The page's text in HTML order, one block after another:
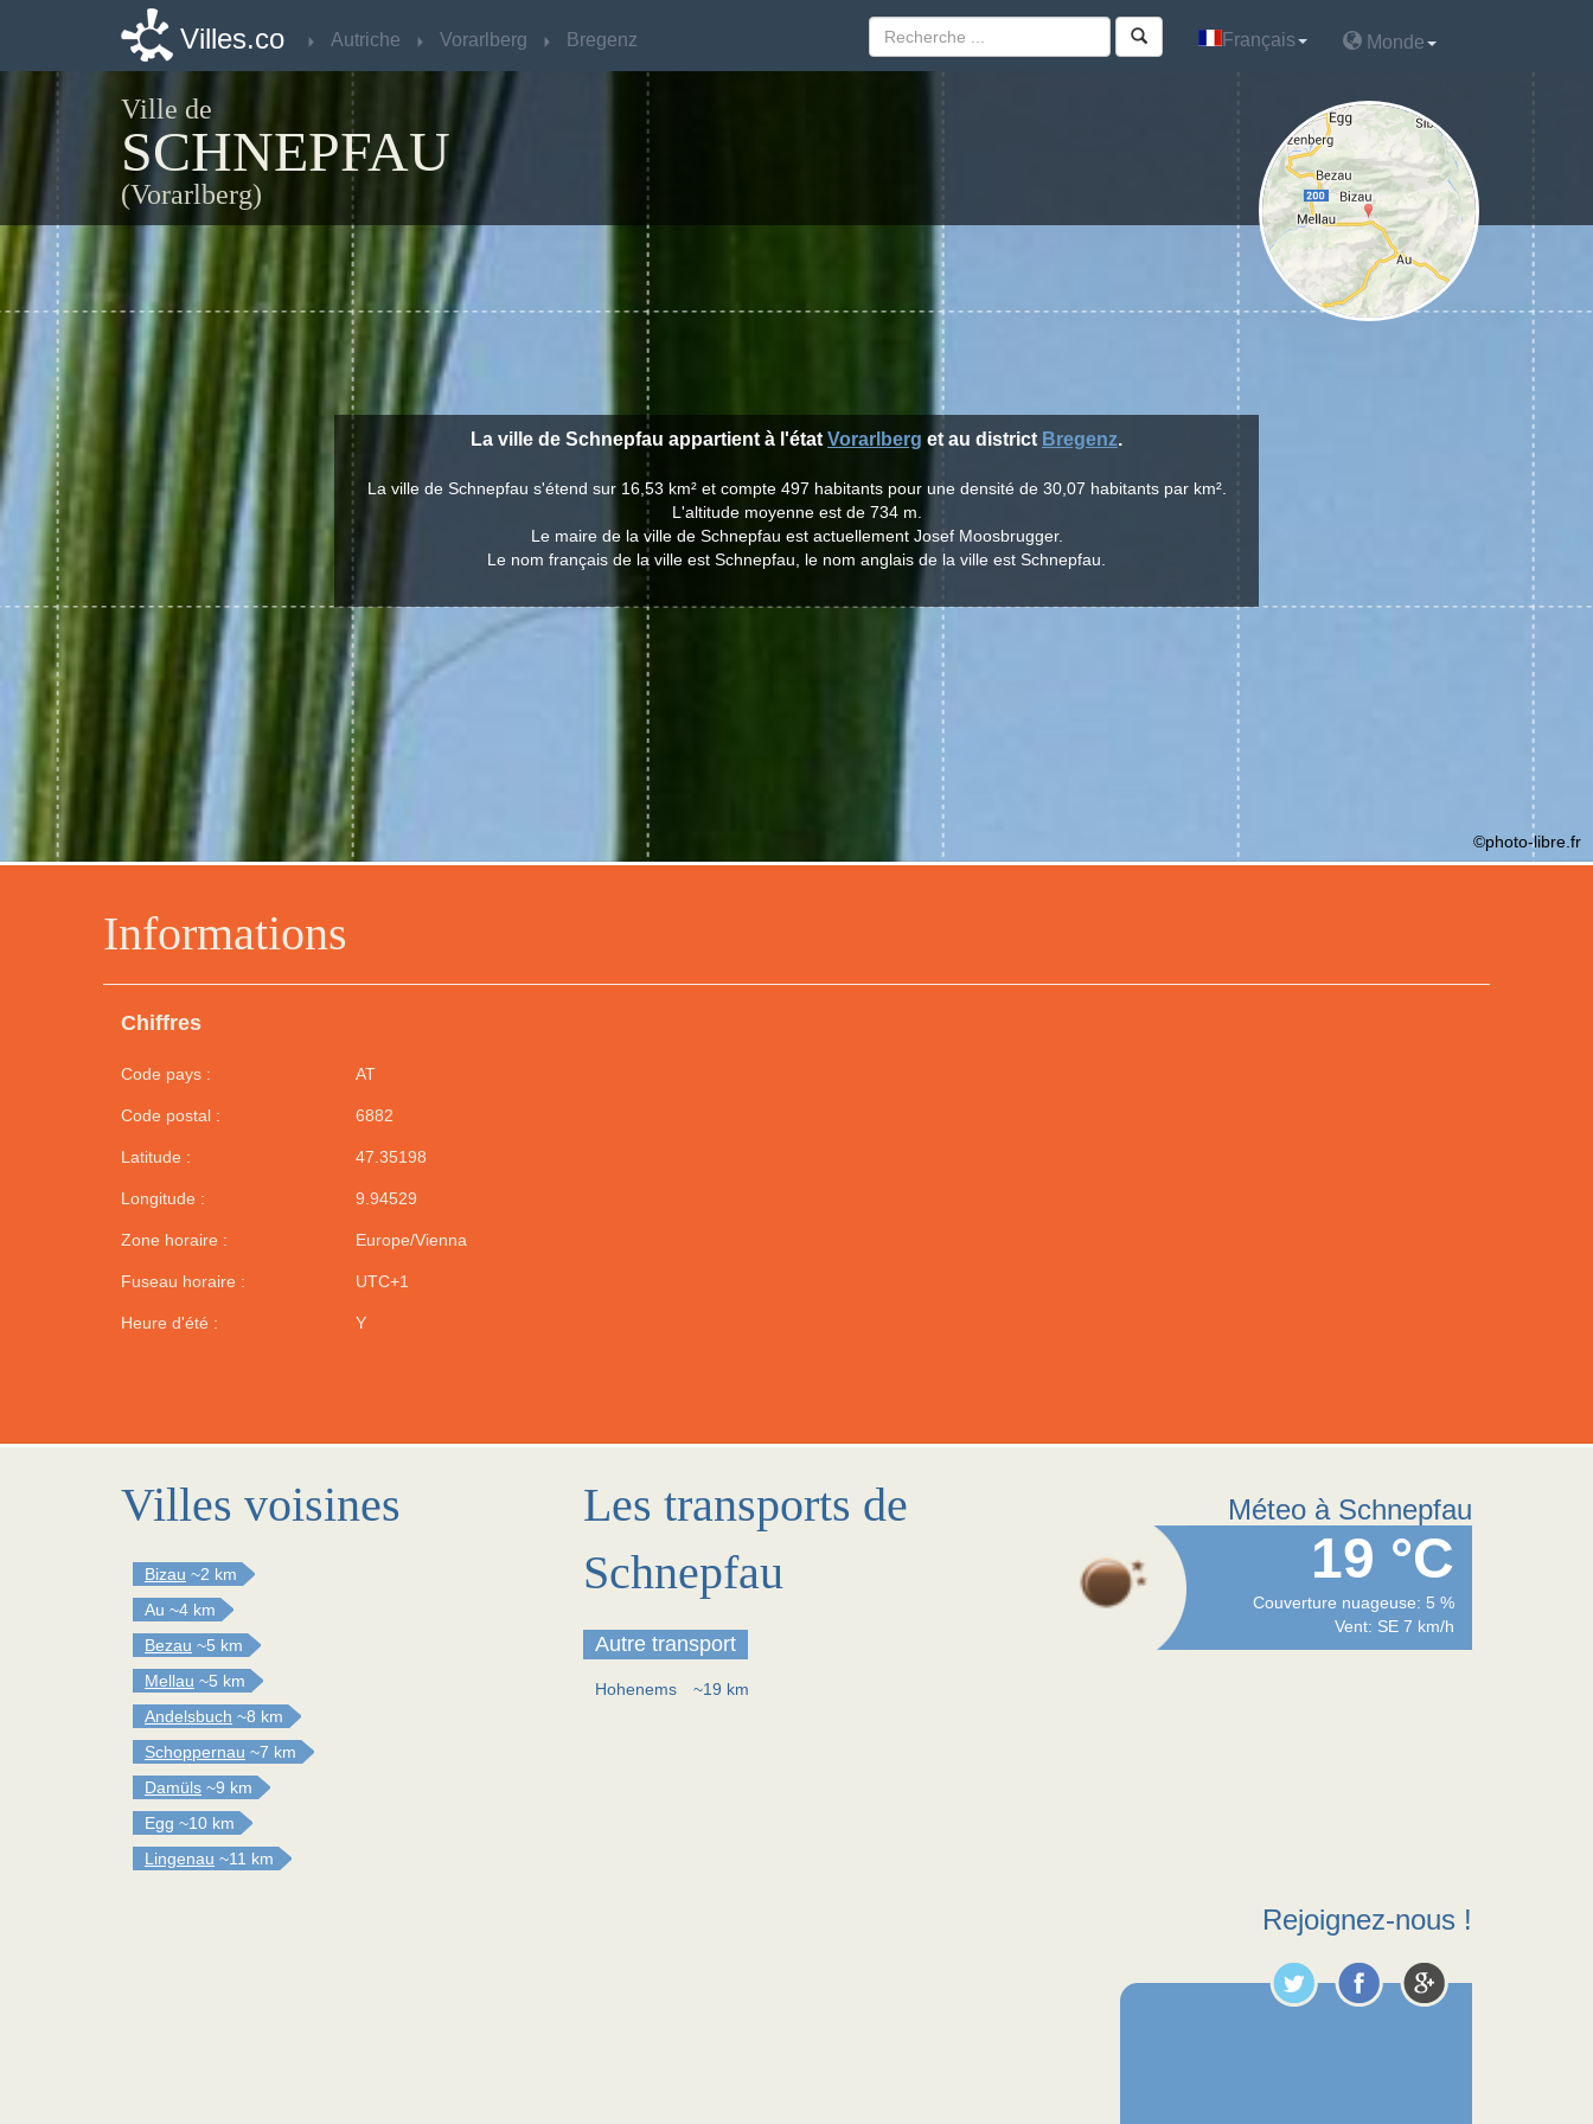
Villes.co Autriche Vorarlberg Bregenz Français Monde
Ville de
SCHNEPFAU
(Vorarlberg)
Informations
Chiffres
Code pays : AT
Code postal : 6882
Latitude : 47.35198
Longitude : 9.94529
Zone horaire : Europe/Vienna
Fuseau horaire : UTC+1
Heure d'été : Y
La ville de Schnepfau appartient à l'état Vorarlberg et au district Bregenz.
La ville de Schnepfau s'étend sur 16,53 km² et compte 497 habitants pour une densité de 30,07 habitants par km².
L'altitude moyenne est de 734 m.
Le maire de la ville de Schnepfau est actuellement Josef Moosbrugger.
Le nom français de la ville est Schnepfau, le nom anglais de la ville est Schnepfau.
©photo-libre.fr
Villes voisines
Bizau ~2 km
Au ~4 km
Bezau ~5 km
Mellau ~5 km
Andelsbuch ~8 km
Schoppernau ~7 km
Damüls ~9 km
Egg ~10 km
Lingenau ~11 km
Les transports de
Schnepfau
Autre transport
Hohenems ~19 km
Méteo à Schnepfau
19 °C
Couverture nuageuse: 5 %
Vent: SE 7 km/h
Rejoignez-nous !
Villes.co Autriche Vorarlberg Bregenz Français Monde